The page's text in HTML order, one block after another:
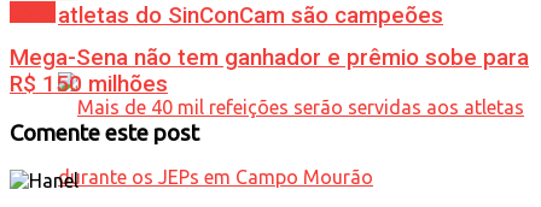
atletas do SinConCam são campeões
Mega-Sena não tem ganhador e prêmio sobe para
R$ 150 milhões
Comente este post